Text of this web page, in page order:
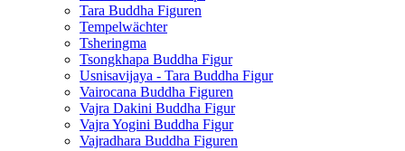
Tara Buddha Figuren
Tempelwächter
Tsheringma
Tsongkhapa Buddha Figur
Usnisavijaya - Tara Buddha Figur
Vairocana Buddha Figuren
Vajra Dakini Buddha Figur
Vajra Yogini Buddha Figur
Vajradhara Buddha Figuren